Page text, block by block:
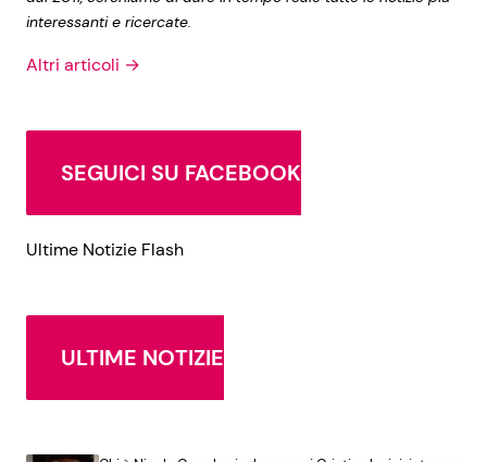
interessanti e ricercate.
Altri articoli →
SEGUICI SU FACEBOOK
Ultime Notizie Flash
ULTIME NOTIZIE